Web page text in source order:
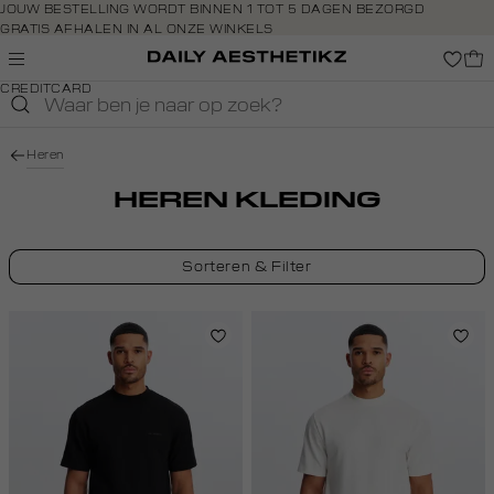
Navigeer
direct naar
de
Open de
direct
JOUW BESTELLING WORDT BINNEN 1 TOT 5 DAGEN BEZORGD
GRATIS AFHALEN IN AL ONZE WINKELS
GRATIS RETOURNEREN BINNEN 14 DAGEN IN DE WINKEL
BETAAL ZOALS JIJ WILT: O.A. IDEAL, RIVERTY, APPLE PAY &
CREDITCARD
Heren
HEREN KLEDING
Sorteren & Filter